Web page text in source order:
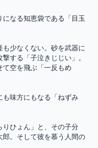
なる知恵袋である「目玉
少なくない。砂を武器に
する「子泣きじじい」。
空を飛ぶ「一反もめ
味方にもなる「ねずみ
ひょん」と、その子分
郎。そして彼を慕う人間の